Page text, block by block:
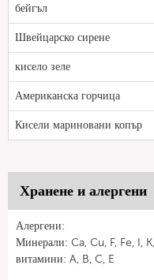
бейгъл
Швейцарско сирене
кисело зеле
Американска горчица
Кисели мариновани копър
Хранене и алергени
Алергени:
Минерали: Ca, Cu, F, Fe, I,
витамини: A, B, C, E